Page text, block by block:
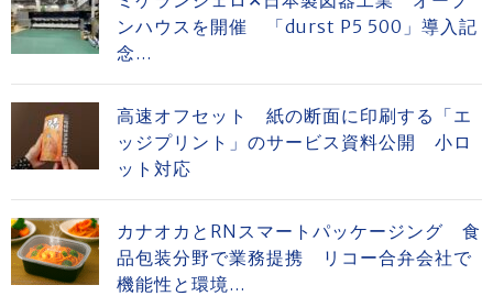
ンハウスを開催 「durst P5 500」導入記
念...
高速オフセット 紙の断面に印刷する「エ
ッジプリント」のサービス資料公開 小ロ
ット対応
カナオカとRNスマートパッケージング 食
品包装分野で業務提携 リコー合弁会社で
機能性と環境...